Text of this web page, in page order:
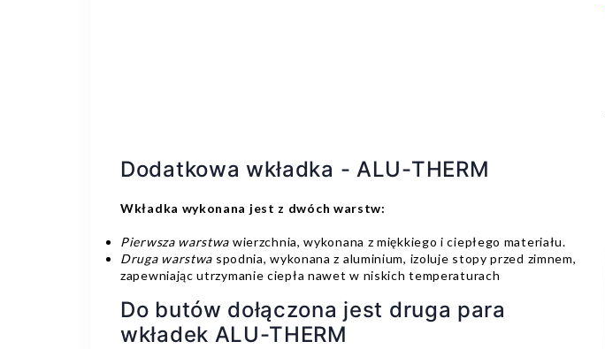
Dodatkowa wkładka - ALU-THERM
Wkładka wykonana jest z dwóch warstw:
Pierwsza warstwa wierzchnia, wykonana z miękkiego i ciepłego materiału.
Druga warstwa spodnia, wykonana z aluminium, izoluje stopy przed zimnem,
zapewniając utrzymanie ciepła nawet w niskich temperaturach
Do butów dołączona jest druga para
wkładek ALU-THERM